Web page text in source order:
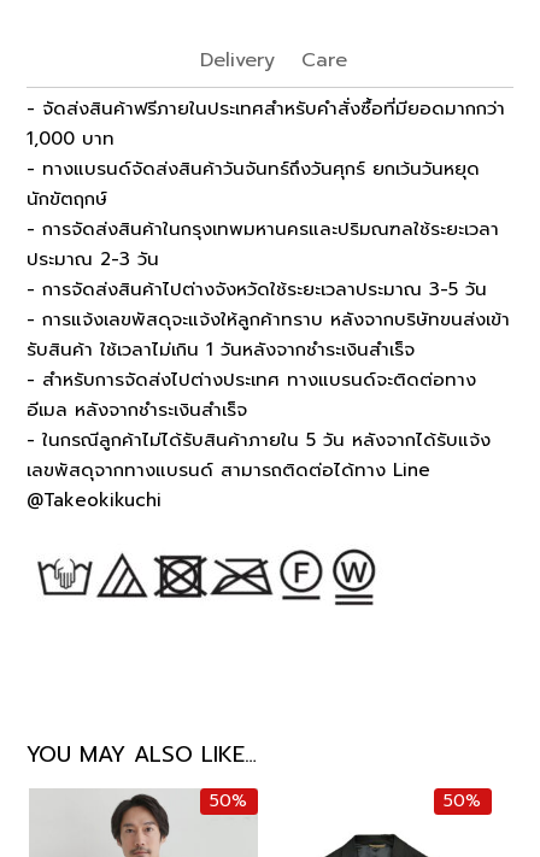
Delivery Care
- จัดส่งสินค้าฟรีภายในประเทศสำหรับคำสั่งซื้อที่มียอดมากกว่า
1,000 บาท
- ทางแบรนด์จัดส่งสินค้าวันจันทร์ถึงวันศุกร์ ยกเว้นวันหยุด
นักขัตฤกษ์
- การจัดส่งสินค้าในกรุงเทพมหานครและปริมณฑลใช้ระยะเวลา
ประมาณ 2-3 วัน
- การจัดส่งสินค้าไปต่างจังหวัดใช้ระยะเวลาประมาณ 3-5 วัน
- การแจ้งเลขพัสดุจะแจ้งให้ลูกค้าทราบ หลังจากบริษัทขนส่งเข้า
รับสินค้า ใช้เวลาไม่เกิน 1 วันหลังจากชำระเงินสำเร็จ
- สำหรับการจัดส่งไปต่างประเทศ ทางแบรนด์จะติดต่อทาง
อีเมล หลังจากชำระเงินสำเร็จ
- ในกรณีลูกค้าไม่ได้รับสินค้าภายใน 5 วัน หลังจากได้รับแจ้ง
เลขพัสดุจากทางแบรนด์ สามารถติดต่อได้ทาง Line
@Takeokikuchi
YOU MAY ALSO LIKE…
50% 50%